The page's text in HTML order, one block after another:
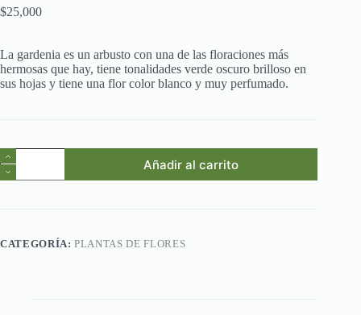
$25,000
La gardenia es un arbusto con una de las floraciones más
hermosas que hay, tiene tonalidades verde oscuro brilloso en
sus hojas y tiene una flor color blanco y muy perfumado.
Gardenia
cantidad
Añadir al carrito
CATEGORÍA:PLANTAS DE FLORES